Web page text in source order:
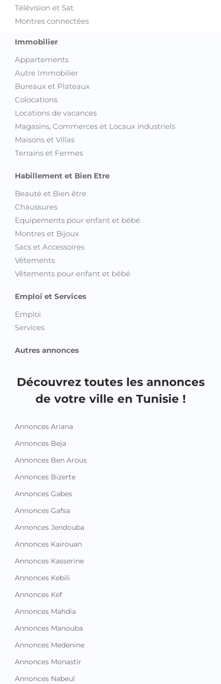
Télévision et Sat
Montres connectées
Immobilier
Appartements
Autre Immobilier
Bureaux et Plateaux
Colocations
Locations de vacances
Magasins, Commerces et Locaux industriels
Maisons et Villas
Terrains et Fermes
Habillement et Bien Etre
Beauté et Bien être
Chaussures
Equipements pour enfant et bébé
Montres et Bijoux
Sacs et Accessoires
Vêtements
Vêtements pour enfant et bébé
Emploi et Services
Emploi
Services
Autres annonces
Découvrez toutes les annonces
de votre ville en Tunisie !
Annonces Ariana
Annonces Beja
Annonces Ben Arous
Annonces Bizerte
Annonces Gabes
Annonces Gafsa
Annonces Jendouba
Annonces Kairouan
Annonces Kasserine
Annonces Kebili
Annonces Kef
Annonces Mahdia
Annonces Manouba
Annonces Medenine
Annonces Monastir
Annonces Nabeul